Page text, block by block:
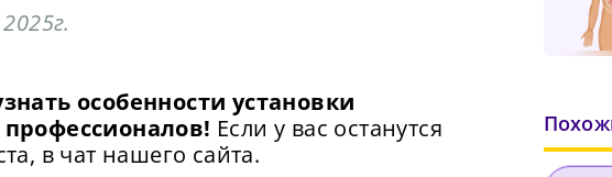
особенности установки
Если у вас останутся
в чат нашего сайта.